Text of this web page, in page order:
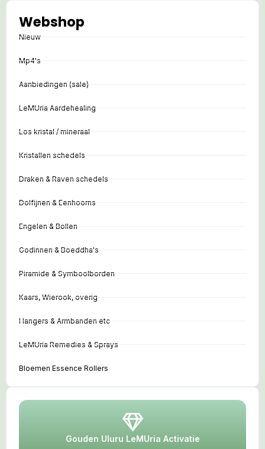
Webshop
Nieuw
Mp4's
Aanbiedingen (sale)
LeMUria Aardehealing
Los kristal / mineraal
Kristallen schedels
Draken & Raven schedels
Dolfijnen & Eenhoorns
Engelen & Bollen
Godinnen & Boeddha's
Piramide & Symboolborden
Kaars, Wierook, overig
Hangers & Armbanden etc
LeMUria Remedies & Sprays
Bloemen Essence Rollers
Gouden Uluru LeMUria Activatie